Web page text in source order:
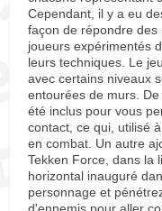
Cependant, il y a eu
façon de répondre
joueurs expérimentés
leurs techniques. Le
avec certains niveaux
entourées de murs.
été inclus pour vous
contact, ce qui, utilisé
en combat. Un autre
Tekken Force, dans la
horizontal inauguré
personnage et